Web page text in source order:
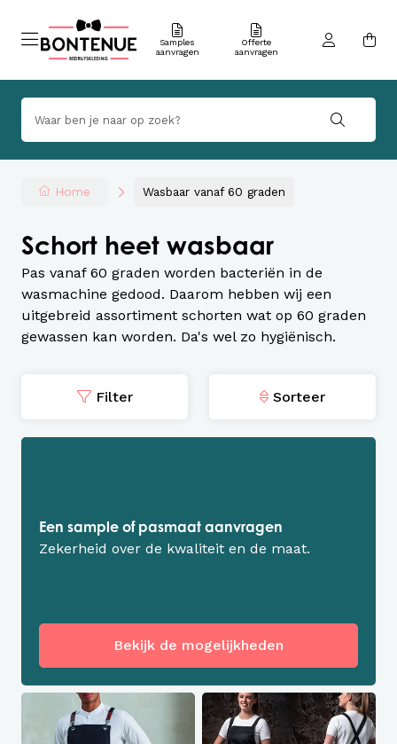
Samples
aanvragen
Offerte
aanvragen
Home Wasbaar vanaf 60 graden
Schort heet wasbaar
Pas vanaf 60 graden worden bacteriën in de
wasmachine gedood. Daarom hebben wij een
uitgebreid assortiment schorten wat op 60 graden
gewassen kan worden. Da's wel zo hygiënisch.
Filter Sorteer
Een sample of pasmaat aanvragen
Zekerheid over de kwaliteit en de maat.
Bekijk de mogelijkheden